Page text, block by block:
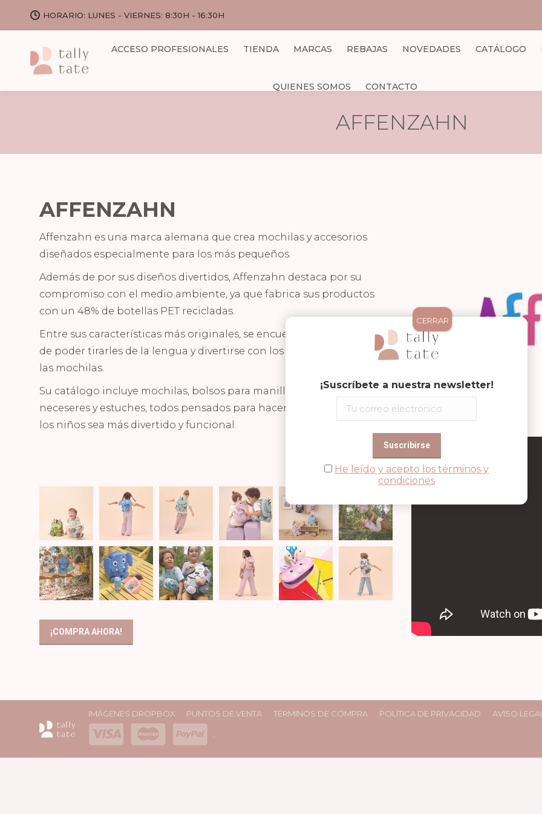
HORARIO: LUNES - VIERNES: 8:30H - 16:30H
ACCESO PROFESIONALES TIENDA MARCAS REBAJAS NOVEDADES CATÁLOGO
QUIENES SOMOS CONTACTO
AFFENZAHN
AFFENZAHN
Affenzahn es una marca alemana que crea mochilas y accesorios
diseñados especialmente para los más pequeños.
Además de por sus diseños divertidos, Affenzahn destaca por su
compromiso con el medio ambiente, ya que fabrica sus productos
con un 48% de botellas PET recicladas.
Entre sus características más originales, se encuentra la posibilidad
de poder tirarles de la lengua y divertirse con los velcros que incluyen
las mochilas.
Su catálogo incluye mochilas, bolsos para manillar, mochilas saco,
neceseres y estuches, todos pensados para hacer que el día a día de
los niños sea más divertido y funcional.
¡COMPRA AHORA!
IMÁGENES DROPBOX PUNTOS DE VENTA TÉRMINOS DE COMPRA POLÍTICA DE PRIVACIDAD AVISO
¡Suscríbete a nuestra newsletter!
He leído y acepto los términos y
condiciones
CERRAR